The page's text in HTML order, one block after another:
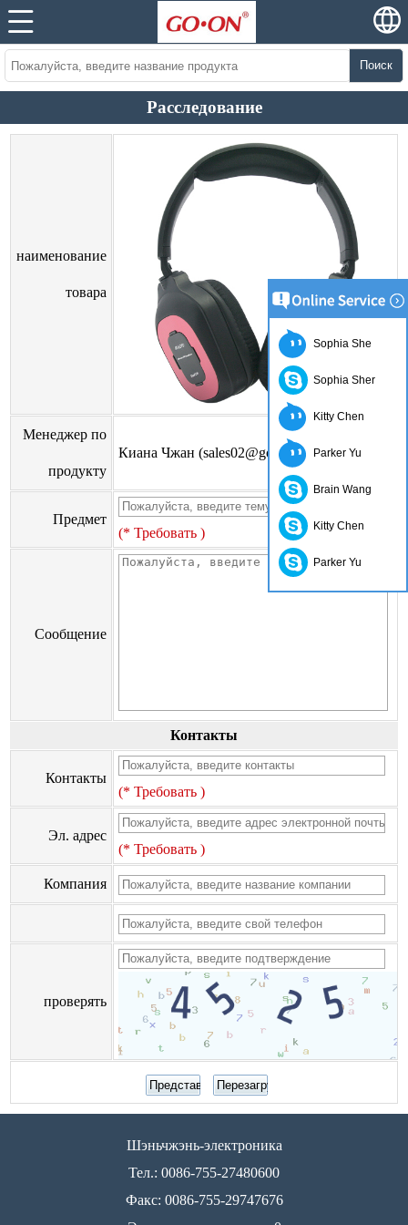
Поиск
Расследование
наименование
товара
Менеджер по
продукту
Киана Чжан (sales02@go-on.cn)
Предмет
(* Требовать )
Сообщение
Контакты
Контакты
(* Требовать )
Эл. адрес
(* Требовать )
Компания
проверять
Шэньчжэнь-электроника
Тел.: 0086-755-27480600
Факс: 0086-755-29747676
Sophia She
Sophia Sher
Kitty Chen
Parker Yu
Brain Wang
Kitty Chen
Parker Yu